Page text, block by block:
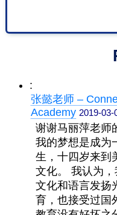
:
张懿老师 –
Academy 2019-03-
谢谢马丽萍老师
我的梦想是成为
生，十四岁来到
文化。 我认为
文化和语言发扬
育，也接受过国